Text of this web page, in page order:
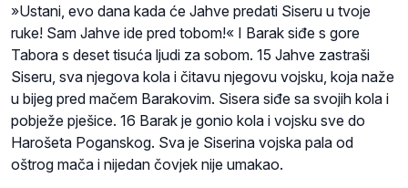
»Ustani, evo dana kada će Jahve predati Siseru u tvoje
ruke! Sam Jahve ide pred tobom!« I Barak siđe s gore
Tabora s deset tisuća ljudi za sobom. 15 Jahve zastraši
Siseru, sva njegova kola i čitavu njegovu vojsku, koja naže
u bijeg pred mačem Barakovim. Sisera siđe sa svojih kola i
pobježe pješice. 16 Barak je gonio kola i vojsku sve do
Harošeta Poganskog. Sva je Siserina vojska pala od
oštrog mača i nijedan čovjek nije umakao.